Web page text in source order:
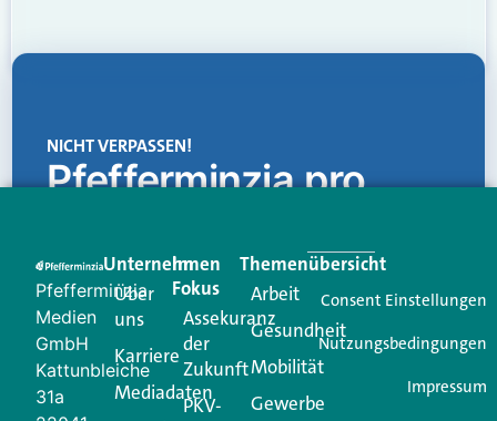
NICHT VERPASSEN!
Pfefferminzia.pro
Creator für Ihre Kundenkommunikation. Alles, was
Ihren Vertriebsalltag leichter macht. Mit nur einem
Login.
Jetzt anmelden
Pfefferminzia
Medien
GmbH
Kattunbleiche
31a
Unternehmen
Über
uns
Karriere
Mediadaten
Im
Fokus
Assekuranz
der
Zukunft
PKV-
Themenübersicht
Arbeit
Gesundheit
Mobilität
Gewerbe
Consent Einstellungen
Nutzungsbedingungen
Impressum